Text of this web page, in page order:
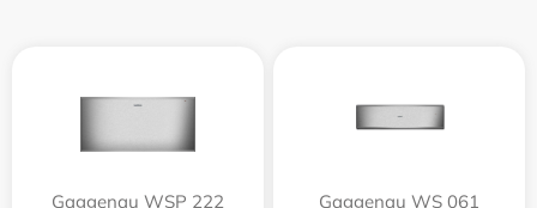
Gaggenau WSP 222 Gaggenau WS 061